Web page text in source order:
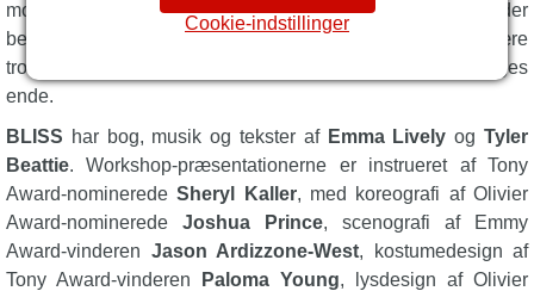
morsom og hjertevarm original musical for alle aldre, der
beviser, at det er mere kompliceret, end det ser ud til at være
tro mod den, du virkelig er – og leve lykkeligt til deres dages
ende.
BLISS har bog, musik og tekster af Emma Lively ogTyler
Beattie. Workshop-præsentationerne er instrueret af Tony
Award-nomineredeSheryl Kaller, med koreografi af Olivier
Award-nominerede Joshua Prince, scenografi af Emmy
Award-vinderen Jason Ardizzone-West, kostumedesign af
Tony Award-vinderen
Paloma Young, lysdesign af Olivier
Cookie-indstillinger